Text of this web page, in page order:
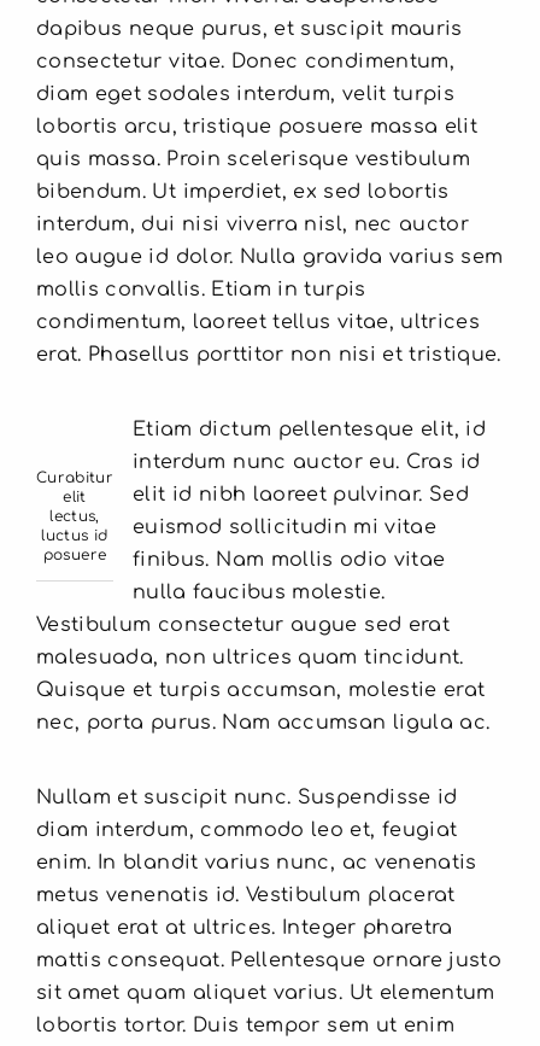
dapibus neque purus, et suscipit mauris
consectetur vitae. Donec condimentum,
diam eget sodales interdum, velit turpis
lobortis arcu, tristique posuere massa elit
quis massa. Proin scelerisque vestibulum
bibendum. Ut imperdiet, ex sed lobortis
interdum, dui nisi viverra nisl, nec auctor
leo augue id dolor. Nulla gravida varius sem
mollis convallis. Etiam in turpis
condimentum, laoreet tellus vitae, ultrices
erat. Phasellus porttitor non nisi et tristique.
Curabitur
elit
lectus,
luctus id
posuere
Etiam dictum pellentesque elit, id
interdum nunc auctor eu. Cras id
elit id nibh laoreet pulvinar. Sed
euismod sollicitudin mi vitae
finibus. Nam mollis odio vitae
nulla faucibus molestie.
Vestibulum consectetur augue sed erat
malesuada, non ultrices quam tincidunt.
Quisque et turpis accumsan, molestie erat
nec, porta purus. Nam accumsan ligula ac.
Nullam et suscipit nunc. Suspendisse id
diam interdum, commodo leo et, feugiat
enim. In blandit varius nunc, ac venenatis
metus venenatis id. Vestibulum placerat
aliquet erat at ultrices. Integer pharetra
mattis consequat. Pellentesque ornare justo
sit amet quam aliquet varius. Ut elementum
lobortis tortor. Duis tempor sem ut enim